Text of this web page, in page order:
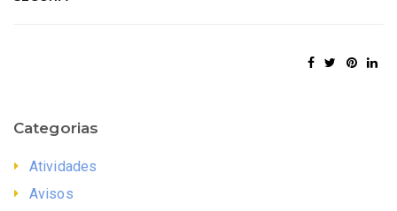
Categorias
Atividades
Avisos